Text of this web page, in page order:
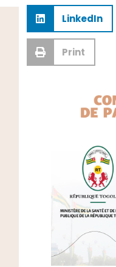
LinkedIn
Print